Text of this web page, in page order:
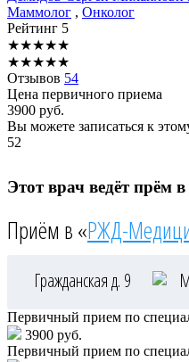
Маммолог , Онколог
Рейтинг 5
★★★★★
★★★★★
Отзывов 54
Цена первичного приема
3900 руб.
Вы можете записаться к
52
Этот врач ведёт прём
Приём в «РЖД-
Гражданская д. 9
Первичный прием по
3900 руб.
Первичный прием по